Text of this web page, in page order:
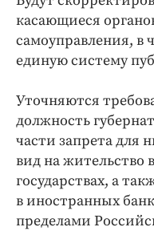
касающиеся
самоуправления, в
единую систему
Уточняются
должность
части запрета для
вид на жительство
государствах, а
в иностранных
пределами